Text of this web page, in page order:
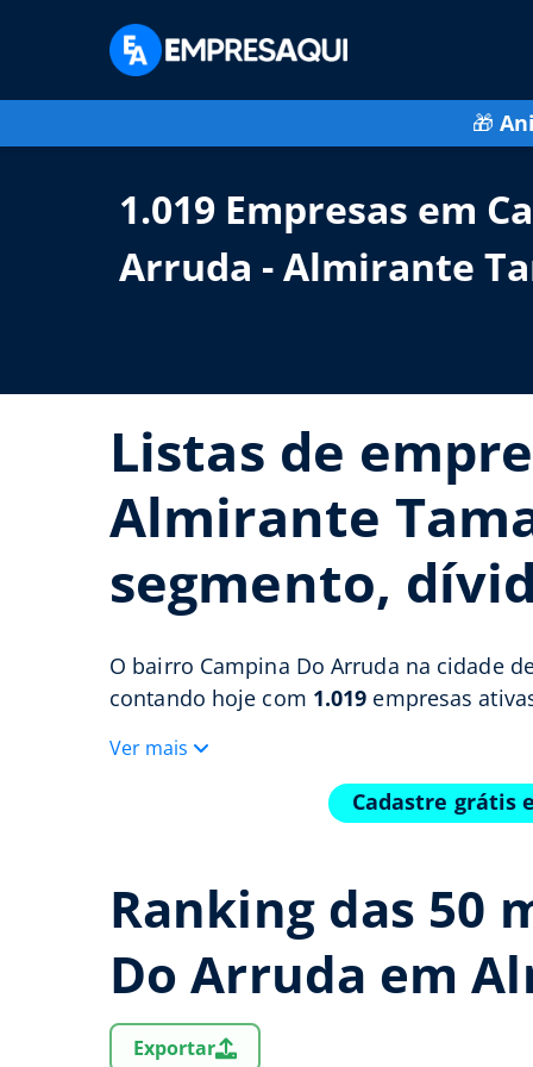
🎁
1.019 Empresas em
Arruda - Almirante
Listas de
Almirante
segmento,
O bairro Campina Do Arruda na cidade
contando hoje com 1.019 empresas
Ver mais
Cadastre grátis
Ranking das 50
Do Arruda em
Exportar